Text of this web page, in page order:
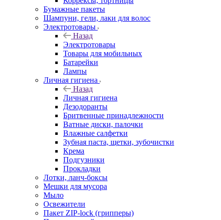
Бумажные пакеты
Шампуни, гели, лаки для волос
Электротовары
Назад
Электротовары
Товары для мобильных
Батарейки
Лампы
Личная гигиена
Назад
Личная гигиена
Дезодоранты
Бритвенные принадлежности
Ватные диски, палочки
Влажные салфетки
Зубная паста, щетки, зубочистки
Крема
Подгузники
Прокладки
Лотки, ланч-боксы
Мешки для мусора
Мыло
Освежители
Пакет ZIP-lock (грипперы)